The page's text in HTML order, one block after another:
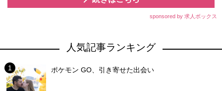
sponsored by 求人ボックス
人気記事ランキング
ポケモン GO、引き寄せた出会い